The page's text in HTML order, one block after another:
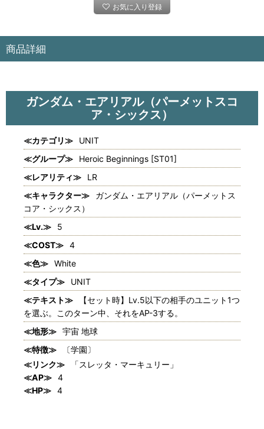
お気に入り登録
商品詳細
ガンダム・エアリアル（パーメットスコ
ア・シックス）
≪カテゴリ≫
UNIT
≪グループ≫
Heroic Beginnings [ST01]
≪レアリティ≫
LR
≪キャラクター≫
ガンダム・エアリアル（パーメットス
コア・シックス）
≪Lv.≫
5
≪COST≫ 4
≪色≫ White
≪タイプ≫
UNIT
≪テキスト≫
【セット時】Lv.5以下の相手のユニット1つ
を選ぶ。このターン中、それをAP-3する。
≪地形≫ 宇宙 地球
≪特徴≫
〔学園〕
≪リンク≫
「スレッタ・マーキュリー」
≪AP≫ 4
≪HP≫ 4